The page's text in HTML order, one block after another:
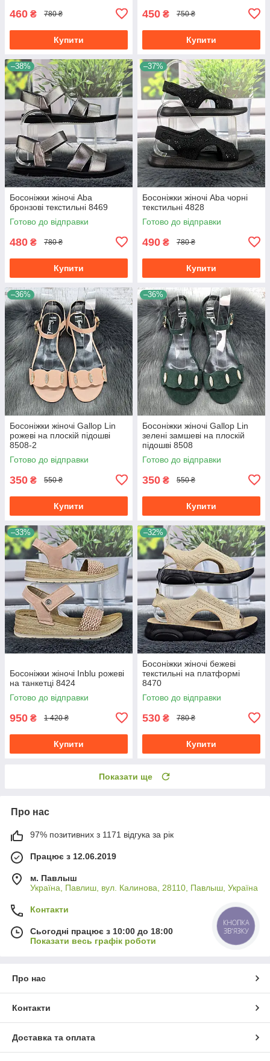
460 ₴ 780 ₴
Купити
450 ₴ 750 ₴
Купити
–38%
Босоніжки жіночі Aba
бронзові текстильні 8469
Готово до відправки
480 ₴ 780 ₴
Купити
–37%
Босоніжки жіночі Aba чорні
текстильні 4828
Готово до відправки
490 ₴ 780 ₴
Купити
–36%
Босоніжки жіночі Gallop Lin
рожеві на плоскій підошві
8508-2
Готово до відправки
350 ₴ 550 ₴
Купити
–36%
Босоніжки жіночі Gallop Lin
зелені замшеві на плоскій
підошві 8508
Готово до відправки
350 ₴ 550 ₴
Купити
–33%
Босоніжки жіночі Inblu рожеві
на танкетці 8424
Готово до відправки
950 ₴ 1 420 ₴
Купити
–32%
Босоніжки жіночі бежеві
текстильні на платформі
8470
Готово до відправки
530 ₴ 780 ₴
Купити
Показати ще
Про нас
97% позитивних з 1171 відгука за рік
Працює з 12.06.2019
м. Павлыш
Україна, Павлиш, вул. Калинова, 28110, Павлыш, Україна
Контакти
Сьогодні працює з 10:00 до 18:00
Показати весь графік роботи
Про нас
Контакти
Доставка та оплата
КНОПКА
ЗВ'ЯЗКУ